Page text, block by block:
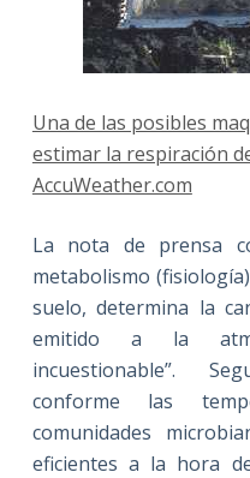
Una de las posibles
estimar la respiración
AccuWeather.com
La nota de prensa
metabolismo
suelo, determina la
emitido a la
incuestionable”.
conforme las
comunidades
eficientes a la hora